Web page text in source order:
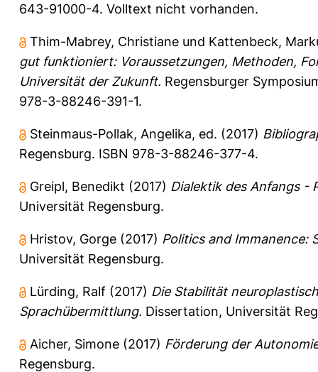
643-91000-4. Volltext nicht vorhanden.
Thim-Mabrey, Christiane und Kattenbeck,
gut funktioniert: Voraussetzungen, Methoden,
Universität der Zukunft. Regensburger
978-3-88246-391-1.
Steinmaus-Pollak, Angelika, ed. (2017)
Regensburg. ISBN 978-3-88246-377-4.
Greipl, Benedikt (2017) Dialektik des Anfangs -
Universität Regensburg.
Hristov, Gorge (2017) Politics and Immanence:
Universität Regensburg.
Lürding, Ralf (2017) Die Stabilität
Sprachübermittlung. Dissertation, Universität
Aicher, Simone (2017) Förderung der
Regensburg.